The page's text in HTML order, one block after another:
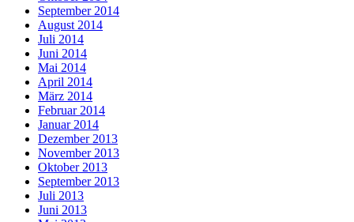
September 2014
August 2014
Juli 2014
Juni 2014
Mai 2014
April 2014
März 2014
Februar 2014
Januar 2014
Dezember 2013
November 2013
Oktober 2013
September 2013
Juli 2013
Juni 2013